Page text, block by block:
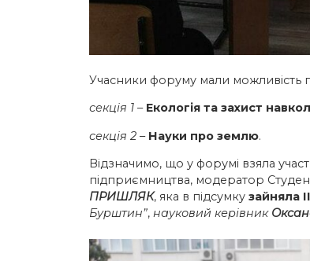
Учасники форуму мали можливість
секція 1– Екологія та захист
секція 2– Науки про землю.
Відзначимо, що у форумі взяла
підприємництва, модератор
ПРИШЛЯК, яка в підсумку зайняла
Бурштин”, науковий керівник